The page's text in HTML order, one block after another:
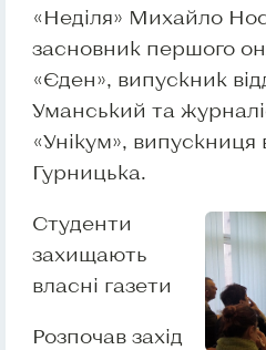
«Неділя» Михайло
засновник першого
«Єден», випускник
Уманський та
«Унікум», випускниця
Гурницька.
Студенти
захищають
власні газети
Розпочав захід